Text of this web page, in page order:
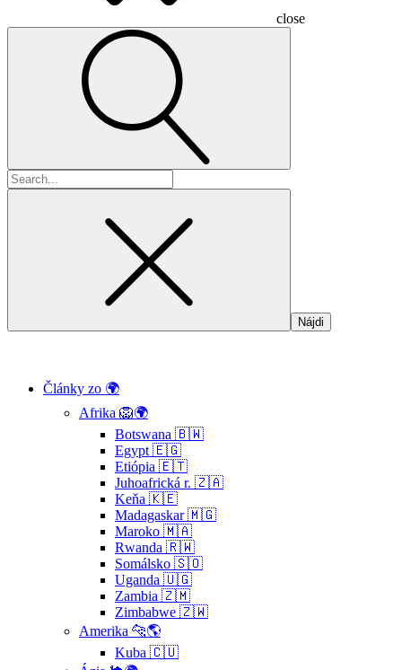
close
Hľadať:
Články zo 🌍
Afrika 🦁🌍
Botswana 🇧🇼
Egypt 🇪🇬
Etiópia 🇪🇹
Juhoafrická r. 🇿🇦
Keňa 🇰🇪
Madagaskar 🇲🇬
Maroko 🇲🇦
Rwanda 🇷🇼
Somálsko 🇸🇴
Uganda 🇺🇬
Zambia 🇿🇲
Zimbabwe 🇿🇼
Amerika 🐆🌎
Kuba 🇨🇺